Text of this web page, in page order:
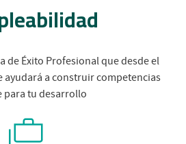
de Éxito Profesional que desde el
ayudará a construir competencias
para tu desarrollo